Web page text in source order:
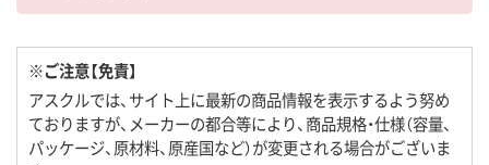
※ご注意【免責】
アスクルでは、サイト上に最新の商品情報を表示するよう努め
ておりますが、メーカーの都合等により、商品規格・仕様（容量、
パッケージ、原材料、原産国など）が変更される場合がございま